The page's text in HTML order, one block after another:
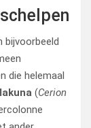
bijvoorbeeld
die helemaal
(Cerion